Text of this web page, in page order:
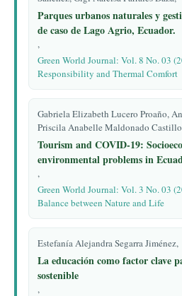
Parques urbanos naturales y
de caso de Lago Agrio, Ecuador.
,
Green World Journal: Vol. 8 No. 03
Responsibility and Thermal Comfort
Gabriela Elizabeth Lucero Proaño,
Priscila Anabelle Maldonado
Tourism and COVID-19:
environmental problems in
,
Green World Journal: Vol. 3 No. 03
Balance between Nature and Life
Estefanía Alejandra Segarra Jiménez,
La educación como factor clave
sostenible
,